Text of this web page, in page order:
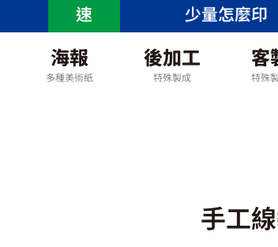
速 少量怎麼印
海報
多種美術紙
後加工
特殊製成
客
特殊
手工